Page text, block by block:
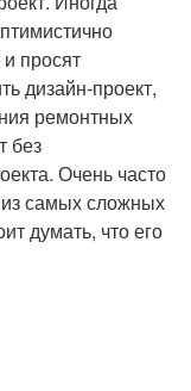
просят
дизайн-проект,
ремонтных
без
Очень часто
самых сложных
думать, что его